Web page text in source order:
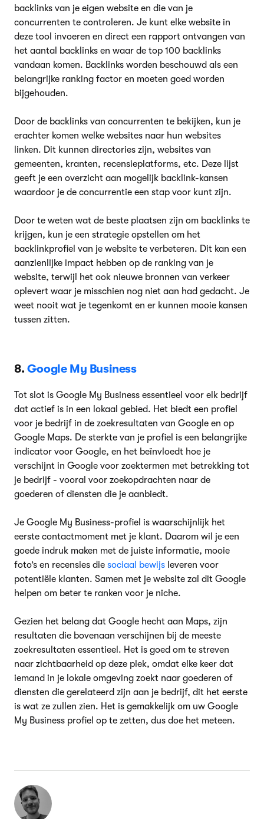
backlinks van je eigen website en die van je
concurrenten te controleren. Je kunt elke website in
deze tool invoeren en direct een rapport ontvangen van
het aantal backlinks en waar de top 100 backlinks
vandaan komen. Backlinks worden beschouwd als een
belangrijke ranking factor en moeten goed worden
bijgehouden.
Door de backlinks van concurrenten te bekijken, kun je
erachter komen welke websites naar hun websites
linken. Dit kunnen directories zijn, websites van
gemeenten, kranten, recensieplatforms, etc. Deze lijst
geeft je een overzicht aan mogelijk backlink-kansen
waardoor je de concurrentie een stap voor kunt zijn.
Door te weten wat de beste plaatsen zijn om backlinks te
krijgen, kun je een strategie opstellen om het
backlinkprofiel van je website te verbeteren. Dit kan een
aanzienlijke impact hebben op de ranking van je
website, terwijl het ook nieuwe bronnen van verkeer
oplevert waar je misschien nog niet aan had gedacht. Je
weet nooit wat je tegenkomt en er kunnen mooie kansen
tussen zitten.
8. Google My Business
Tot slot is Google My Business essentieel voor elk bedrijf
dat actief is in een lokaal gebied. Het biedt een profiel
voor je bedrijf in de zoekresultaten van Google en op
Google Maps. De sterkte van je profiel is een belangrijke
indicator voor Google, en het beïnvloedt hoe je
verschijnt in Google voor zoektermen met betrekking tot
je bedrijf - vooral voor zoekopdrachten naar de
goederen of diensten die je aanbiedt.
Je Google My Business-profiel is waarschijnlijk het
eerste contactmoment met je klant. Daarom wil je een
goede indruk maken met de juiste informatie, mooie
foto’s en recensies die sociaal bewijs leveren voor
potentiële klanten. Samen met je website zal dit Google
helpen om beter te ranken voor je niche.
Gezien het belang dat Google hecht aan Maps, zijn
resultaten die bovenaan verschijnen bij de meeste
zoekresultaten essentieel. Het is goed om te streven
naar zichtbaarheid op deze plek, omdat elke keer dat
iemand in je lokale omgeving zoekt naar goederen of
diensten die gerelateerd zijn aan je bedrijf, dit het eerste
is wat ze zullen zien. Het is gemakkelijk om uw Google
My Business profiel op te zetten, dus doe het meteen.